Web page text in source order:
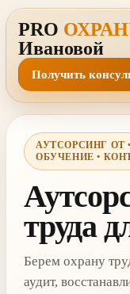
PRO
Ивановой
Получить
АУТСОРСИНГ ОТ
ОБУЧЕНИЕ •
труда
Берем охрану
аудит,